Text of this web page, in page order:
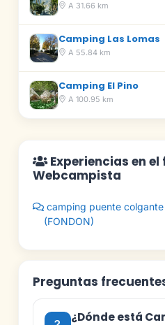
A 31.66 km
Camping Las Lomas
A 55.84 km
Camping El Pino
A 100.95 km
Experiencias en el
Webcampista
camping puente colgante
(FONDON)
Preguntas
¿Dónde está